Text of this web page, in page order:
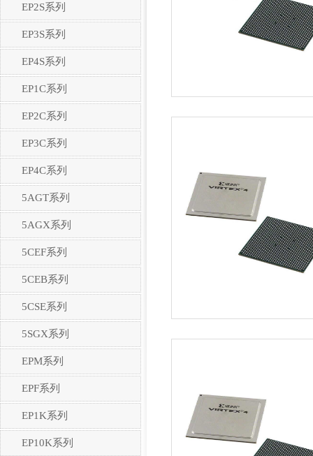
EP2S系列
EP3S系列
EP4S系列
EP1C系列
EP2C系列
EP3C系列
EP4C系列
5AGT系列
5AGX系列
5CEF系列
5CEB系列
5CSE系列
5SGX系列
EPM系列
EPF系列
EP1K系列
EP10K系列